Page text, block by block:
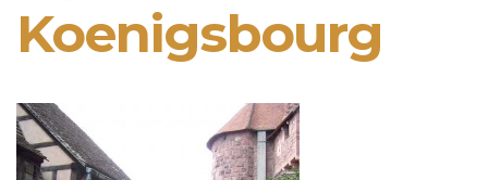
Koenigsbourg